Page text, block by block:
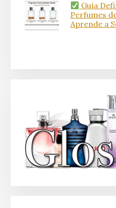
Guía
Perfumes
Aprende a